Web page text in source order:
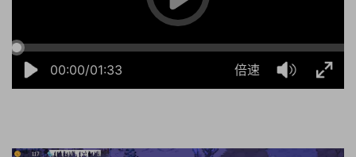
00:00/01:33 倍速